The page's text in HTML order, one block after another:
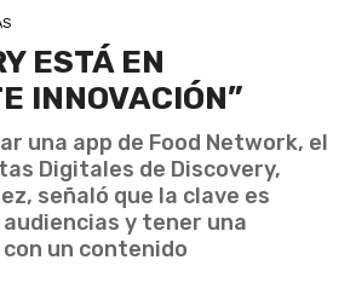
ESTÁ EN
INNOVACIÓN”
una app de Food Network, el
Digitales de Discovery,
señaló que la clave es
y tener una
un contenido